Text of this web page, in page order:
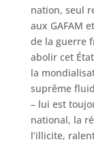
nation, seul
aux GAFAM
de la guerre
abolir cet
la
suprême
– lui est
national, la
l’illicite,